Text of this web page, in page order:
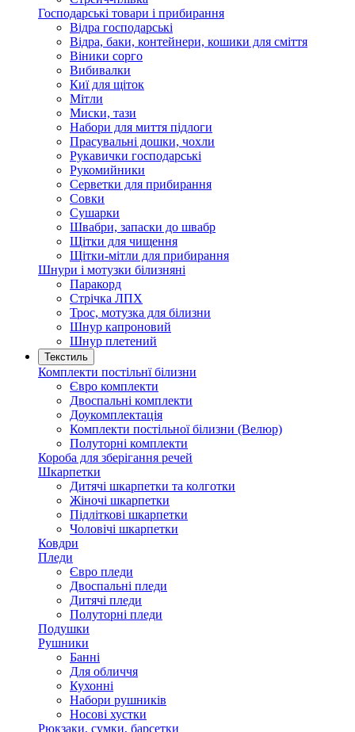
Господарські товари і прибирання
Відра господарські
Відра, баки, контейнери, кошики для сміття
Віники сорго
Вибивалки
Киї для щіток
Мітли
Миски, тази
Набори для миття підлоги
Прасувальні дошки, чохли
Рукавички господарські
Рукомийники
Серветки для прибирання
Совки
Сушарки
Швабри, запаски до швабр
Щітки для чищення
Щітки-мітли для прибирання
Шнури і мотузки білизняні
Паракорд
Стрічка ЛПХ
Трос, мотузка для білизни
Шнур капроновий
Шнур плетений
Текстиль
Комплекти постільнї білизни
Євро комплекти
Двоспальні комплекти
Доукомплектація
Комплекти постільної білизни (Велюр)
Полуторні комплекти
Короба для зберігання речей
Шкарпетки
Дитячі шкарпетки та колготки
Жіночі шкарпетки
Підліткові шкарпетки
Чоловічі шкарпетки
Ковдри
Пледи
Євро пледи
Двоспальні пледи
Дитячі пледи
Полуторні пледи
Подушки
Рушники
Банні
Для обличчя
Кухонні
Набори рушників
Носові хустки
Рюкзаки, сумки, барсетки